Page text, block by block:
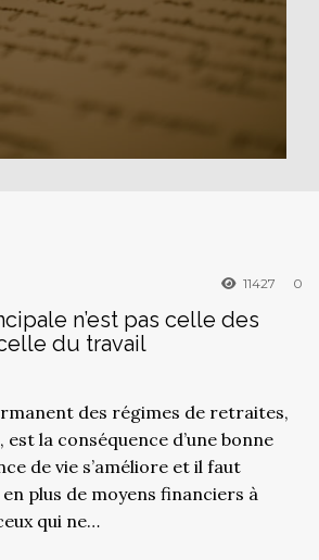
11427 0
n’est pas celle des
du travail
des régimes de retraites,
est la conséquence d’une bonne
de vie s’améliore et il faut
plus de moyens financiers à
qui ne…